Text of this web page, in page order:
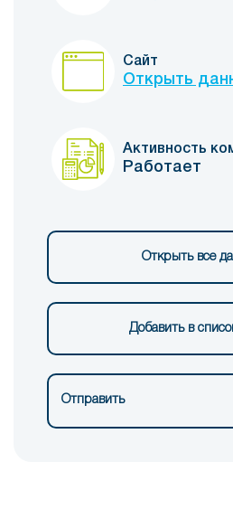
Сайт
Открыть
Активность
Работает
Открыть все
Добавить в
Отправить